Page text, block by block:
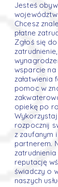
Jesteś
Chcesz
płatne
Zgłoś się
wsparcie
załatwienia
pomoc w
opiekę po
rozpocznij
z zaufanym
partnerem.
zatrudnienia
reputację
świadczy o
naszych